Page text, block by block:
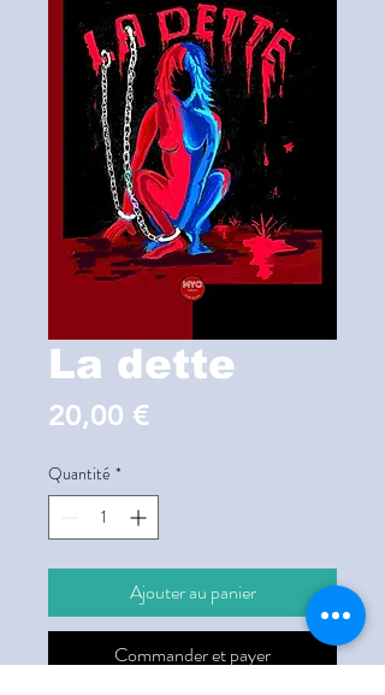
La dette
20,00 €
Quantité *
Ajouter au panier
Commander et payer